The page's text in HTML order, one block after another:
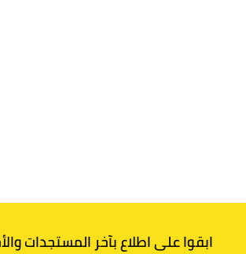
ابقوا على اطلاع بآخر المستجدات